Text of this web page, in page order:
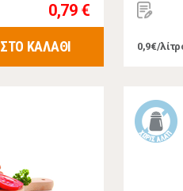
0,79 €
ΣΤΟ ΚΑΛΑΘΙ 0,9€/